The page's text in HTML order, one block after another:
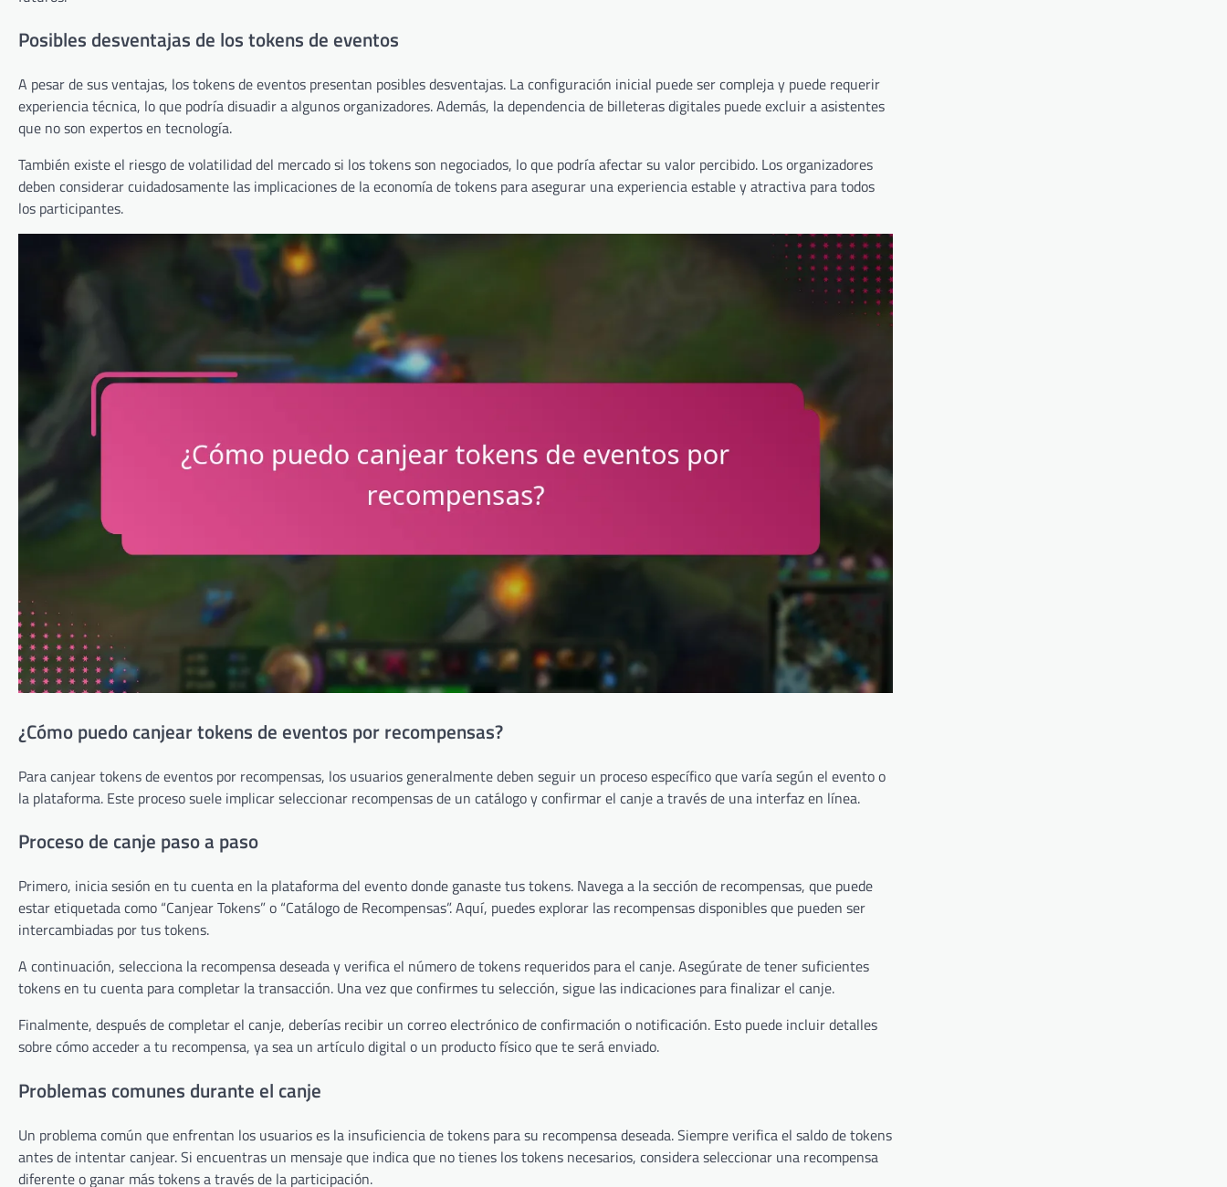
Posibles desventajas de los tokens de eventos
A pesar de sus ventajas, los tokens de eventos presentan posibles desventajas. La configuración inicial puede ser compleja y puede requerir
experiencia técnica, lo que podría disuadir a algunos organizadores. Además, la dependencia de billeteras digitales puede excluir a asistentes
que no son expertos en tecnología.
También existe el riesgo de volatilidad del mercado si los tokens son negociados, lo que podría afectar su valor percibido. Los organizadores
deben considerar cuidadosamente las implicaciones de la economía de tokens para asegurar una experiencia estable y atractiva para todos
los participantes.
¿Cómo puedo canjear tokens de eventos por recompensas?
Para canjear tokens de eventos por recompensas, los usuarios generalmente deben seguir un proceso específico que varía según el evento o
la plataforma. Este proceso suele implicar seleccionar recompensas de un catálogo y confirmar el canje a través de una interfaz en línea.
Proceso de canje paso a paso
Primero, inicia sesión en tu cuenta en la plataforma del evento donde ganaste tus tokens. Navega a la sección de recompensas, que puede
estar etiquetada como “Canjear Tokens” o “Catálogo de Recompensas”. Aquí, puedes explorar las recompensas disponibles que pueden ser
intercambiadas por tus tokens.
A continuación, selecciona la recompensa deseada y verifica el número de tokens requeridos para el canje. Asegúrate de tener suficientes
tokens en tu cuenta para completar la transacción. Una vez que confirmes tu selección, sigue las indicaciones para finalizar el canje.
Finalmente, después de completar el canje, deberías recibir un correo electrónico de confirmación o notificación. Esto puede incluir detalles
sobre cómo acceder a tu recompensa, ya sea un artículo digital o un producto físico que te será enviado.
Problemas comunes durante el canje
Un problema común que enfrentan los usuarios es la insuficiencia de tokens para su recompensa deseada. Siempre verifica el saldo de tokens
antes de intentar canjear. Si encuentras un mensaje que indica que no tienes los tokens necesarios, considera seleccionar una recompensa
diferente o ganar más tokens a través de la participación.